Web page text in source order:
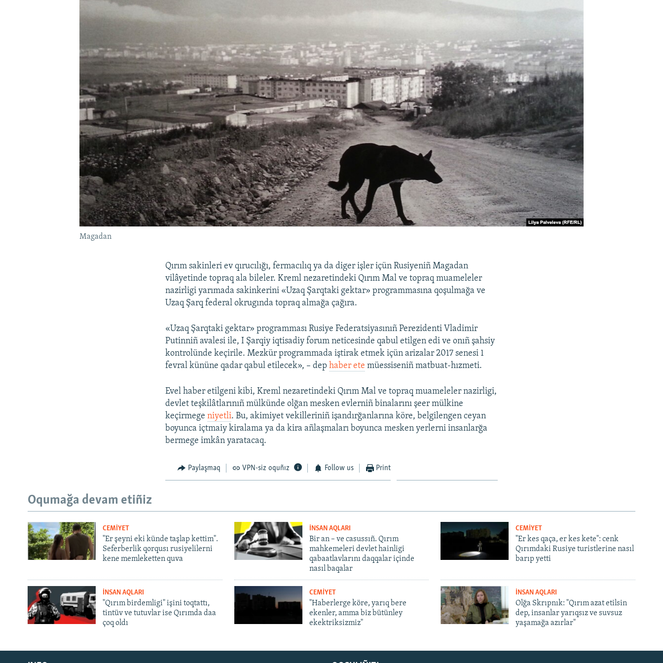
Русский
Magadan
Qırım sakinleri ev qırucılığı, fermacılıq ya da diger işler içün Rusiyeniñ Magadan
vilâyetinde topraq ala bileler. Kreml nezaretindeki Qırım Mal ve topraq muameleler
nazirligi yarımada sakinkerini «Uzaq Şarqtaki gektar» programmasına qoşulmağa ve
Uzaq Şarq federal okrugında topraq almağa çağıra.
«Uzaq Şarqtaki gektar» programması Rusiye Federatsiyasınıñ Perezidenti Vladimir
Putinniñ avalesi ile, I Şarqiy iqtisadiy forum neticesinde qabul etilgen edi ve onıñ şahsiy
kontrolünde keçirile. Mezkür programmada iştirak etmek içün arizalar 2017 senesi 1
fevral kününe qadar qabul etilecek», – dephaber ete müessiseniñ matbuat-hızmeti.
Evel haber etilgeni kibi, Kreml nezaretindeki Qırım Mal ve topraq muameleler nazirligi,
devlet teşkilâtlarınıñ mülkünde olğan mesken evlerniñ binalarını şeer mülkine
keçirmegeniyetli. Bu, akimiyet vekilleriniñ işandırğanlarına köre, belgilengen ceyan
boyunca içtmaiy kiralama ya da kira añlaşmaları boyunca mesken yerlerni insanlarğa
bermege imkân yaratacaq.
Paylaşmaq VPN-siz oquñız Follow us Print
Oqumağa devam etiñiz
CEMİYET
"Er şeyni eki künde taşlap kettim".
Seferberlik qorqusı rusiyelilerni
kene memleketten quva
İNSAN AQLARI
Bir an – ve casussıñ. Qırım
mahkemeleri devlet hainligi
qabaatlavlarını daqqalar içinde
nasıl baqalar
CEMİYET
"Er kes qaça, er kes kete": cenk
Qırımdaki Rusiye turistlerine nasıl
barıp yetti
İNSAN AQLARI
"Qırım birdemligi" işini toqtattı,
tintüv ve tutuvlar ise Qırımda daa
çoq oldı
CEMİYET
"Haberlerge köre, yarıq bere
ekenler, amma biz bütünley
ekektriksizmiz"
İNSAN AQLARI
Olğa Skrıpnık: "Qırım azat etilsin
dep, insanlar yarıqsız ve suvsuz
yaşamağa azırlar"